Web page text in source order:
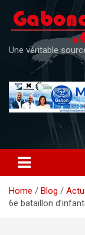
content
Une véritable
Home Blog
6e bataillon